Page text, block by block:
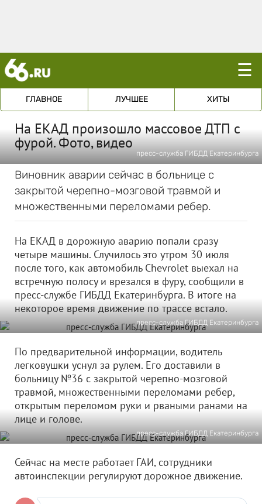
☰
ГЛАВНОЕ ЛУЧШЕЕ ХИТЫ
На ЕКАД произошло массовое ДТП с
фурой. Фото, видео
пресс-служба ГИБДД Екатеринбурга
Виновник аварии сейчас в больнице с
закрытой черепно-мозговой травмой и
множественными переломами ребер.
На ЕКАД в дорожную аварию попали сразу
четыре машины. Случилось это утром 30 июля
после того, как автомобиль Chevrolet выехал на
встречную полосу и врезался в фуру, сообщили в
пресс-службе ГИБДД Екатеринбурга. В итоге на
некоторое время движение по трассе встало.
пресс-служба ГИБДД Екатеринбурга
По предварительной информации, водитель
легковушки уснул за рулем. Его доставили в
больницу №36 с закрытой черепно-мозговой
травмой, множественными переломами ребер,
открытым переломом руки и рваными ранами на
лице и голове.
пресс-служба ГИБДД Екатеринбурга
Сейчас на месте работает ГАИ, сотрудники
автоинспекции регулируют дорожное движение.